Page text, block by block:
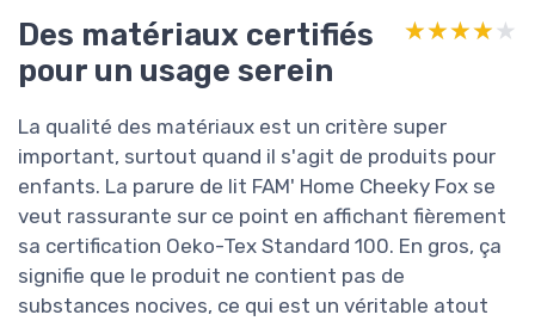
Des matériaux certifiés
pour un usage serein
★★★★★
★★★★★
La qualité des matériaux est un critère super
important, surtout quand il s'agit de produits pour
enfants. La parure de lit FAM' Home Cheeky Fox se
veut rassurante sur ce point en affichant fièrement
sa certification Oeko-Tex Standard 100. En gros, ça
signifie que le produit ne contient pas de
substances nocives, ce qui est un véritable atout